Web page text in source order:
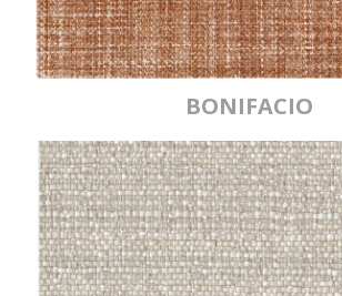
BONIFACIO